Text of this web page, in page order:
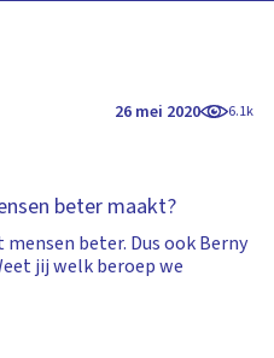
26 mei 2020 6.1k
beter maakt?
beter. Dus ook Berny
jij welk beroep we